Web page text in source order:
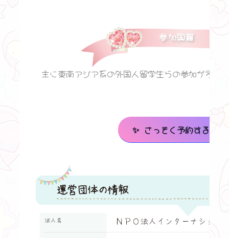
参加国籍
主に東南アジア系の外国人留学生らの参加が多い
✨ さっそく予約する ✨